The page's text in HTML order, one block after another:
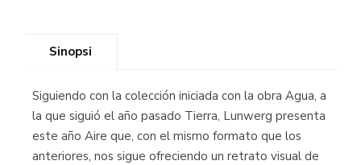
Sinopsi
Siguiendo con la colección iniciada con la obra Agua, a
la que siguió el año pasado Tierra, Lunwerg presenta
este año Aire que, con el mismo formato que los
anteriores, nos sigue ofreciendo un retrato visual de